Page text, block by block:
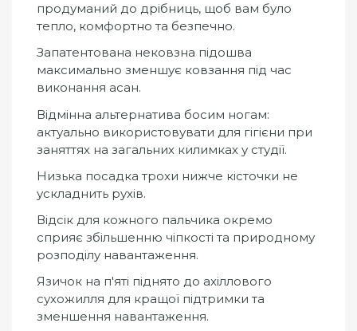
продуманий до дрібниць, щоб вам було
тепло, комфортно та безпечно.
Запатентована нековзна підошва
максимально зменшує ковзання під час
виконання асан.
Відмінна альтернатива босим ногам:
актуально використовувати для гігієни при
заняттях на загальних килимках у студії.
Низька посадка трохи нижче кісточки не
ускладнить рухів.
Відсік для кожного пальчика окремо
сприяє збільшенню чіпкості та природному
розподілу навантаження.
Язичок на п'яті піднято до ахіллового
сухожилля для кращої підтримки та
зменшення навантаження.